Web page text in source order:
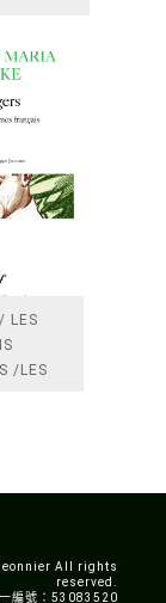
LES
/LES
All rights
reserved.
編號：53083520